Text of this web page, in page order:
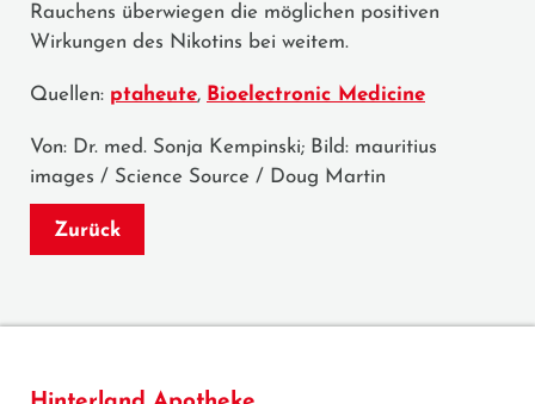
Rauchens überwiegen die möglichen positiven
Wirkungen des Nikotins bei weitem.
Quellen: ptaheute, Bioelectronic Medicine
Von: Dr. med. Sonja Kempinski; Bild: mauritius
images / Science Source / Doug Martin
Zurück